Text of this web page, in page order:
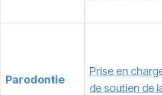
Parodontie
Prise en
de soutien de